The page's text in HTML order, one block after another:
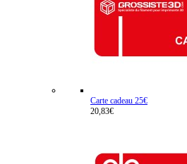
Carte cadeau 25€
20,83€